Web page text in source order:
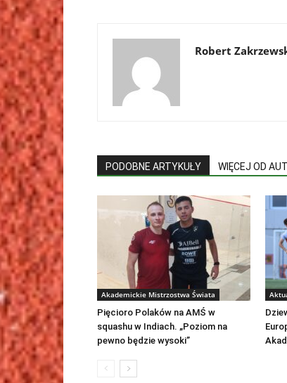
Robert
PODOBNE ARTYKUŁY WIĘCEJ OD
Akademickie Mistrzostwa Świata
Pięcioro Polaków na AMŚ w
squashu w Indiach. „Poziom na
pewno będzie wysoki”